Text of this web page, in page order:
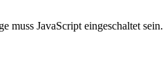
muss JavaScript eingeschaltet sein.